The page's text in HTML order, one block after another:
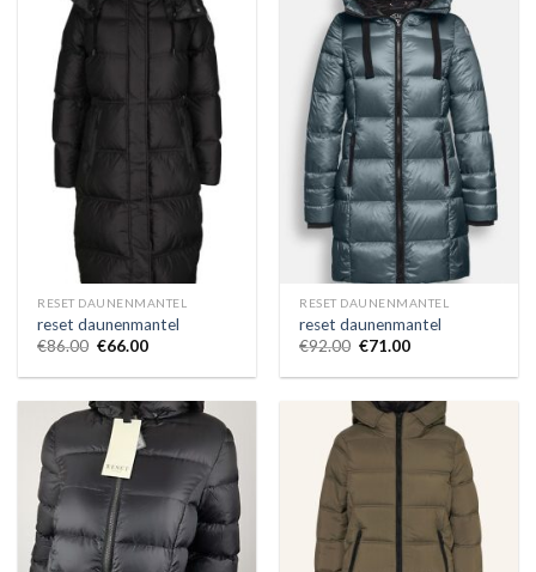
RESET DAUNENMANTEL
reset daunenmantel
€86.00 €66.00
RESET DAUNENMANTEL
reset daunenmantel
€92.00 €71.00